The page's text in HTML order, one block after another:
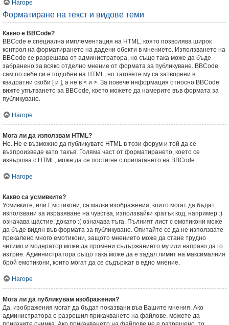
Нагоре
Форматиране на текст и видове теми
Какво е BBCode?
BBCode е специална имплементация на HTML, която позволява широк
контрол на форматирането на дадени обекти в мнението. Използването на
BBCode се разрешава от администратора, но също така може да бъде
забранено за всяко отделно мнение от формата за публикуване. BBCode
сам по себе си е подобен на HTML, но таговете му са затворени в
квадратни скоби [ и ], а не в < и >. За повече информация относно BBCode
вижте упътването за BBCode, което можете да намерите във формата за
публикуване.
Нагоре
Мога ли да използвам HTML?
Не. Не е възможно да публикувате HTML в този форум и той да се
възпроизведе като такъв. Голяма част от форматирането, което се
извършва с HTML, може да се постигне с прилагането на BBCode.
Нагоре
Какво са усмивките?
Усмивките, или Емотикони, са малки изображения, които могат да бъдат
използвани за изразяване на чувства, използвайки кратък код, например :)
означава щастие, докато :( означава тъга. Пълният лист с емотикони може
да бъде видян във формата за публикуване. Опитайте се да не използвате
прекалено много емотикони, защото мнението може да стане трудно
четимо и модератор може да промени съдържанието му или направо да го
изтрие. Администратора също така може да е задал лимит на максималния
брой емотикони, които могат да се съдържат в едно мнение.
Нагоре
Мога ли да публикувам изображения?
Да, изображения могат да бъдат показвани във Вашите мнения. Ако
администратора е разрешил прикачването на файлове, можете да